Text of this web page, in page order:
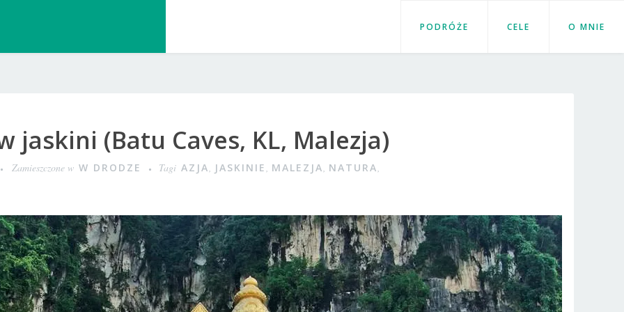
PODRÓŻE CELE O MNIE
jaskini (Batu Caves, KL, Malezja)
Zamieszczone w W DRODZE Tagi AZJA, JASKINIE, MALEZJA, NATURA,